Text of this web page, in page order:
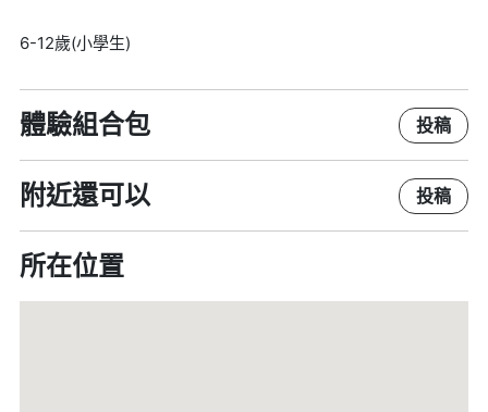
6-12歲(小學生)
體驗組合包 投稿
附近還可以 投稿
所在位置